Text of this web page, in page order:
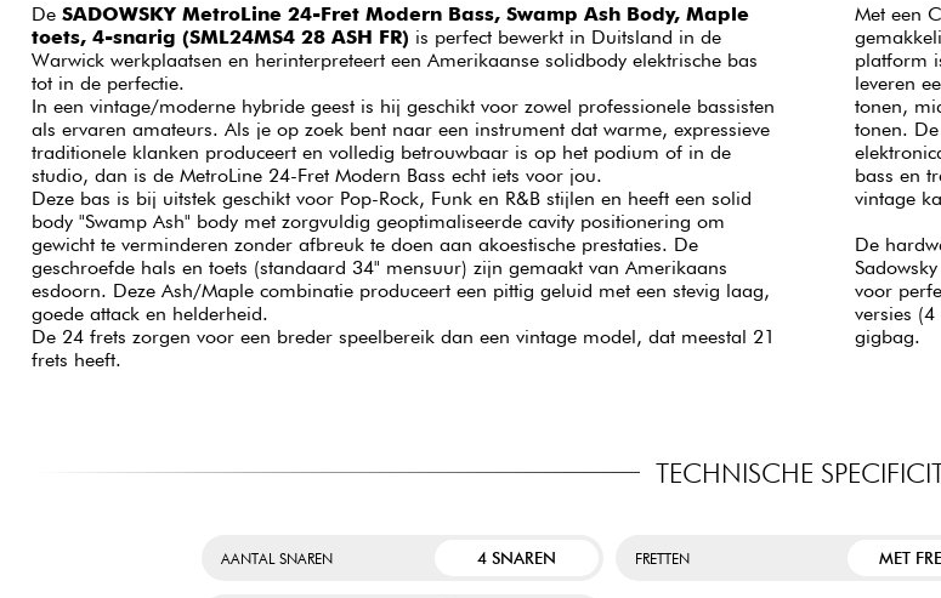
De SADOWSKY MetroLine 24-Fret Modern Bass, Swamp Ash Body, Maple
toets, 4-snarig (SML24MS4 28 ASH FR) is perfect bewerkt in Duitsland in de
Warwick werkplaatsen en herinterpreteert een Amerikaanse solidbody elektrische bas
tot in de perfectie.
In een vintage/moderne hybride geest is hij geschikt voor zowel professionele bassisten
als ervaren amateurs. Als je op zoek bent naar een instrument dat warme, expressieve
traditionele klanken produceert en volledig betrouwbaar is op het podium of in de
studio, dan is de MetroLine 24-Fret Modern Bass echt iets voor jou.
Deze bas is bij uitstek geschikt voor Pop-Rock, Funk en R&B stijlen en heeft een solid
body "Swamp Ash" body met zorgvuldig geoptimaliseerde cavity positionering om
gewicht te verminderen zonder afbreuk te doen aan akoestische prestaties. De
geschroefde hals en toets (standaard 34" mensuur) zijn gemaakt van Amerikaans
esdoorn. Deze Ash/Maple combinatie produceert een pittig geluid met een stevig laag,
goede attack en helderheid.
De 24 frets zorgen voor een breder speelbereik dan een vintage model, dat meestal 21
frets heeft.
Met een
platform
leveren
tonen,
tonen.
bass en
vintage
De
voor
versies
gigbag.
TECHNISCHE
AANTAL SNAREN 4 SNAREN FRETTEN MET